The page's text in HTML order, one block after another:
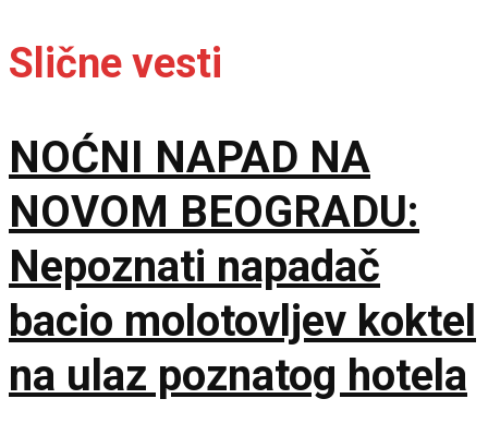
Slične vesti
NOĆNI NAPAD NA
NOVOM BEOGRADU:
Nepoznati napadač
bacio molotovljev koktel
na ulaz poznatog hotela